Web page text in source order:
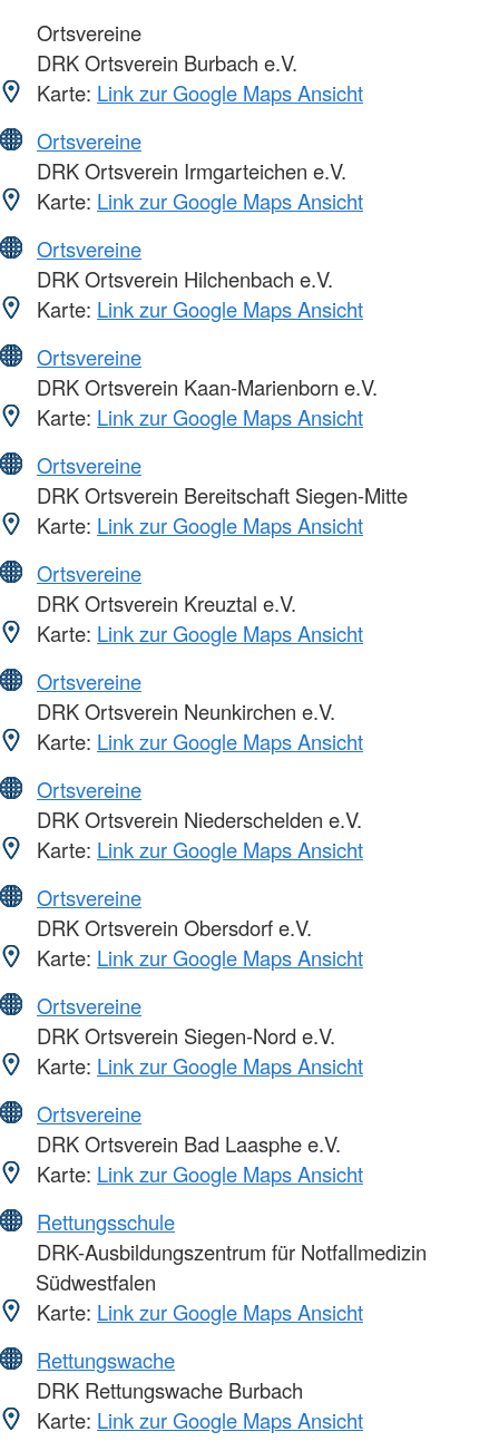
Ortsvereine
DRK Ortsverein Burbach e.V.
Karte: Link zur Google Maps Ansicht
Ortsvereine
DRK Ortsverein Irmgarteichen e.V.
Karte: Link zur Google Maps Ansicht
Ortsvereine
DRK Ortsverein Hilchenbach e.V.
Karte: Link zur Google Maps Ansicht
Ortsvereine
DRK Ortsverein Kaan-Marienborn e.V.
Karte: Link zur Google Maps Ansicht
Ortsvereine
DRK Ortsverein Bereitschaft Siegen-Mitte
Karte: Link zur Google Maps Ansicht
Ortsvereine
DRK Ortsverein Kreuztal e.V.
Karte: Link zur Google Maps Ansicht
Ortsvereine
DRK Ortsverein Neunkirchen e.V.
Karte: Link zur Google Maps Ansicht
Ortsvereine
DRK Ortsverein Niederschelden e.V.
Karte: Link zur Google Maps Ansicht
Ortsvereine
DRK Ortsverein Obersdorf e.V.
Karte: Link zur Google Maps Ansicht
Ortsvereine
DRK Ortsverein Siegen-Nord e.V.
Karte: Link zur Google Maps Ansicht
Ortsvereine
DRK Ortsverein Bad Laasphe e.V.
Karte: Link zur Google Maps Ansicht
Rettungsschule
DRK-Ausbildungszentrum für Notfallmedizin
Südwestfalen
Karte: Link zur Google Maps Ansicht
Rettungswache
DRK Rettungswache Burbach
Karte: Link zur Google Maps Ansicht